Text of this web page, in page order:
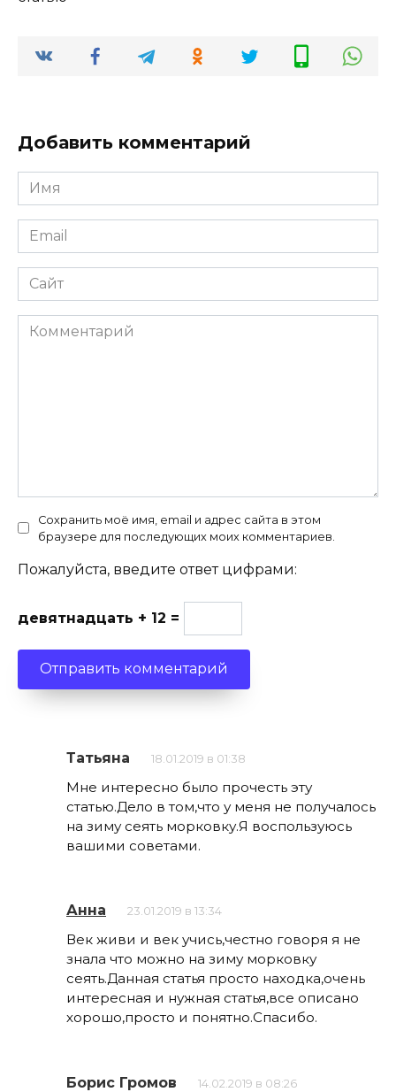
Добавить комментарий
Имя
*
Email
*
Сайт
Комментарий
Сохранить моё имя, email и адрес сайта в этом
браузере для последующих моих комментариев.
Пожалуйста, введите ответ цифрами:
девятнадцать + 12 =
Татьяна 18.01.2019 в 01:38
Мне интересно было прочесть эту
статью.Дело в том,что у меня не получалось
на зиму сеять морковку.Я воспользуюсь
вашими советами.
Анна 23.01.2019 в 13:34
Век живи и век учись,честно говоря я не
знала что можно на зиму морковку
сеять.Данная статья просто находка,очень
интересная и нужная статья,все описано
хорошо,просто и понятно.Спасибо.
Борис Громов 14.02.2019 в 08:26